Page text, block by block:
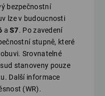
bezpečnostní
lze v budoucnosti
aS7. Po zavedení
stupně, které
Srovnatelné
stanoveny pouze
Další informace
(WR).